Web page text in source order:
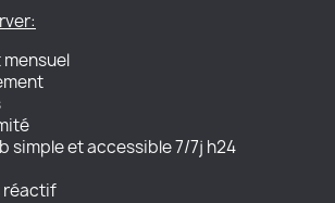
simple et accessible 7/7j h24
réactif